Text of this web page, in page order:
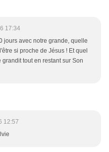
17:34
jours avec notre grande, quelle
si proche de Jésus ! Et quel
tout en restant sur Son
12:57